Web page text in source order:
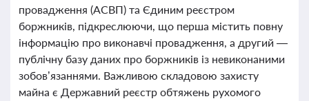
провадження (АСВП) та Єдиним реєстром
боржників, підкреслюючи, що перша містить повну
інформацію про виконавчі провадження, а другий —
публічну базу даних про боржників із невиконаними
зобов’язаннями. Важливою складовою захисту
майна є Державний реєстр обтяжень рухомого